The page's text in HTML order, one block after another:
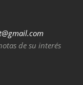
de su interés